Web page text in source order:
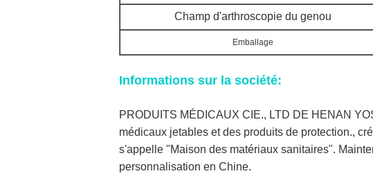
Champ d'arthroscopie du genou
Emballage
Informations sur la société:
PRODUITS MÉDICAUX CIE., LTD DE HENAN
médicaux jetables et des produits de protection.,
s'appelle "Maison des matériaux sanitaires".
personnalisation en Chine.